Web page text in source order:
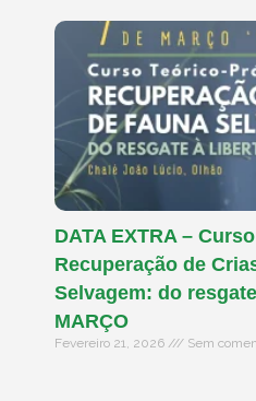
DATA EXTRA –
Recuperação de
Selvagem: do
MARÇO
Fevereiro 21, 2026 Sem